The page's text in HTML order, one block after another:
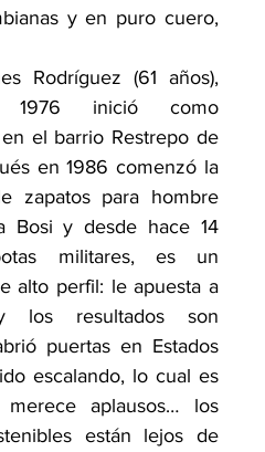
y en puro cuero,
Rodríguez (61 años),
inició como
el barrio Restrepo de
en 1986 comenzó la
zapatos para hombre
Bosi y desde hace 14
militares, es un
alto perfil: le apuesta a
resultados son
puertas en Estados
escalando, lo cual es
aplausos… los
están lejos de